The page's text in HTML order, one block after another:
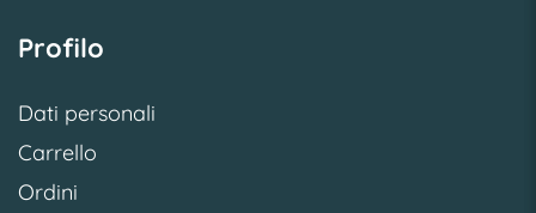
Profilo
Dati personali
Carrello
Ordini